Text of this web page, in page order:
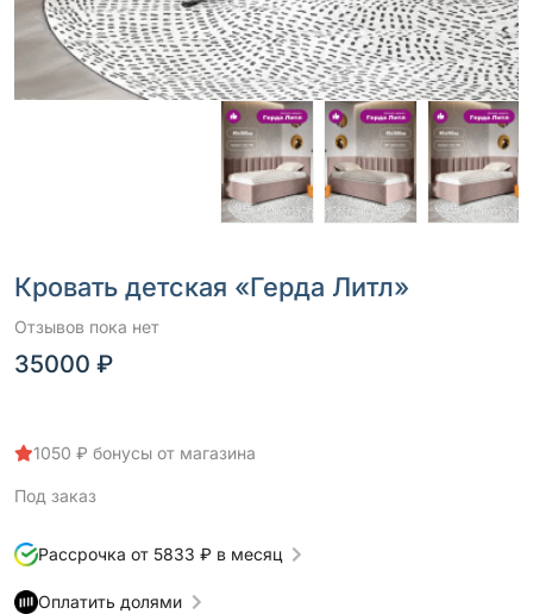
Кровать детская «Герда Литл»
Отзывов пока нет
35000 ₽
1050 ₽ бонусы от магазина
Под заказ
Рассрочка от 5833 ₽ в месяц
Оплатить долями